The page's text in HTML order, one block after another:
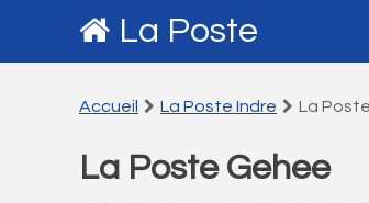
La Poste
Accueil La Poste Indre La
La Poste Gehee